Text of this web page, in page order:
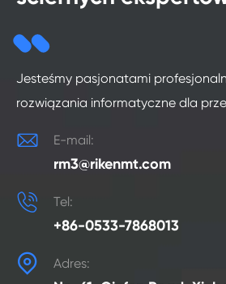
Jesteśmy pasjonatami
rozwiązania informatyczne dla
 E-mail:
rm3@rikenmt.com
 Tel:
+86-0533-7868013
 Adres: